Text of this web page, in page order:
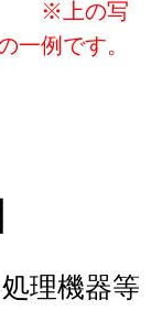
※上の写
一例です。
理機器等